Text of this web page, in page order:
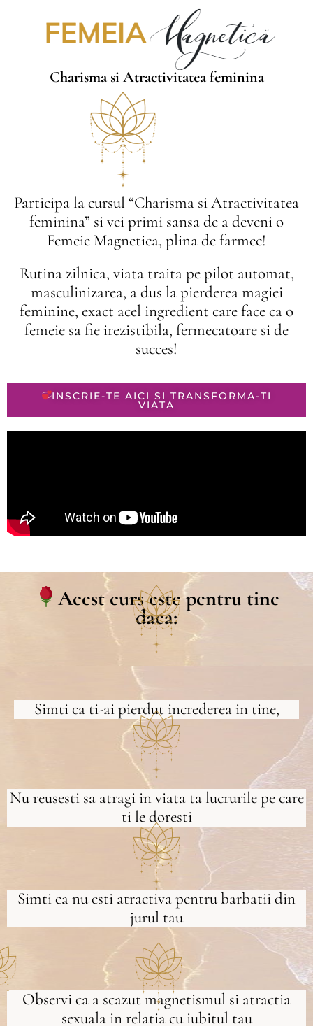
Charisma si Atractivitatea feminina
Participa la cursul “Charisma si Atractivitatea
feminina” si vei primi sansa de a deveni o
Femeie Magnetica, plina de farmec!
Rutina zilnica, viata traita pe pilot automat,
masculinizarea, a dus la pierderea magiei
feminine, exact acel ingredient care face ca o
femeie sa fie irezistibila, fermecatoare si de
succes!
INSCRIE-TE AICI SI TRANSFORMA-TI
VIATA
Acest curs este pentru tine
daca:
Simti ca ti-ai pierdut increderea in tine,
Nu reusesti sa atragi in viata ta lucrurile pe care
ti le doresti
Simti ca nu esti atractiva pentru barbatii din
jurul tau
Observi ca a scazut magnetismul si atractia
sexuala in relatia cu iubitul tau